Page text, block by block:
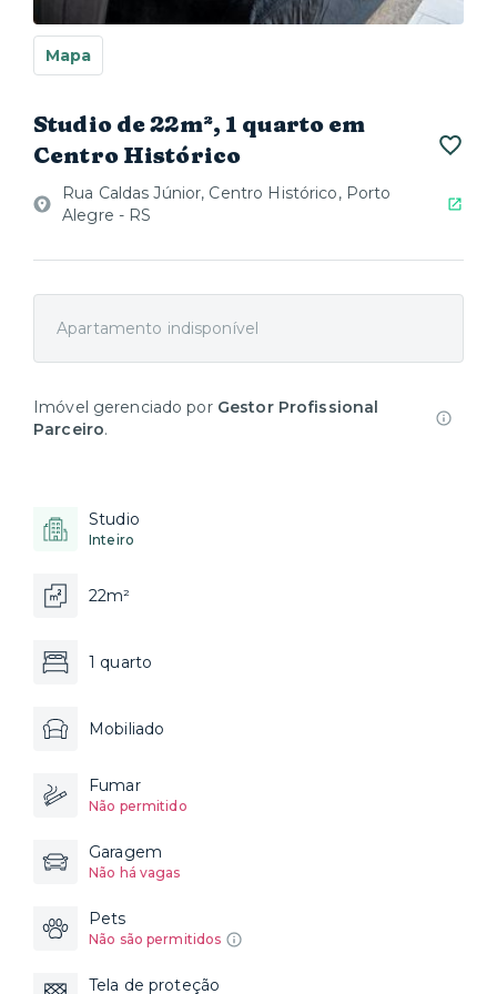
Mapa
Studio de 22m², 1 quarto em
Centro Histórico
Rua Caldas Júnior, Centro Histórico, Porto
Alegre - RS
Apartamento indisponível
Imóvel gerenciado por Gestor Profissional
Parceiro.
Studio
Inteiro
22m²
1 quarto
Mobiliado
Fumar
Não permitido
Garagem
Não há vagas
Pets
Não são permitidos
Tela de proteção